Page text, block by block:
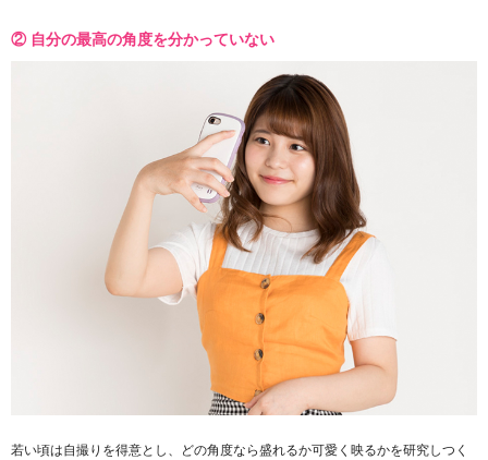
② 自分の最高の角度を分かっていない
若い頃は自撮りを得意とし、どの角度なら盛れるか可愛く映るかを研究しつく